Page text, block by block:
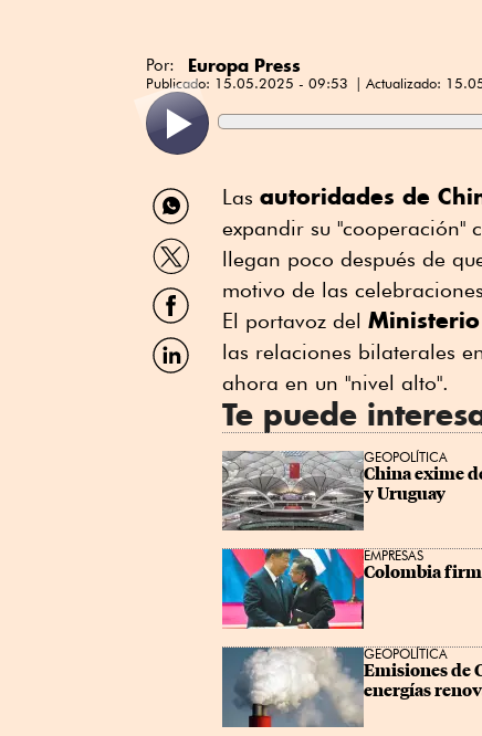
Por: Europa Press
Publicado: 15.05.2025 - 09:53 Actualizado:
Compartir
por
WhatsApp
Compartir
por
Twitter
Compartir
por
Facebook
Compartir
por
Las autoridades de
expandir su "cooperación"
llegan poco después de
motivo de las
El portavoz del
las relaciones bilaterales
ahora en un "nivel alto".
Te puede
GEOPOLÍTICA
China exime
y Uruguay
EMPRESAS
Colombia
GEOPOLÍTICA
Emisiones de
energías